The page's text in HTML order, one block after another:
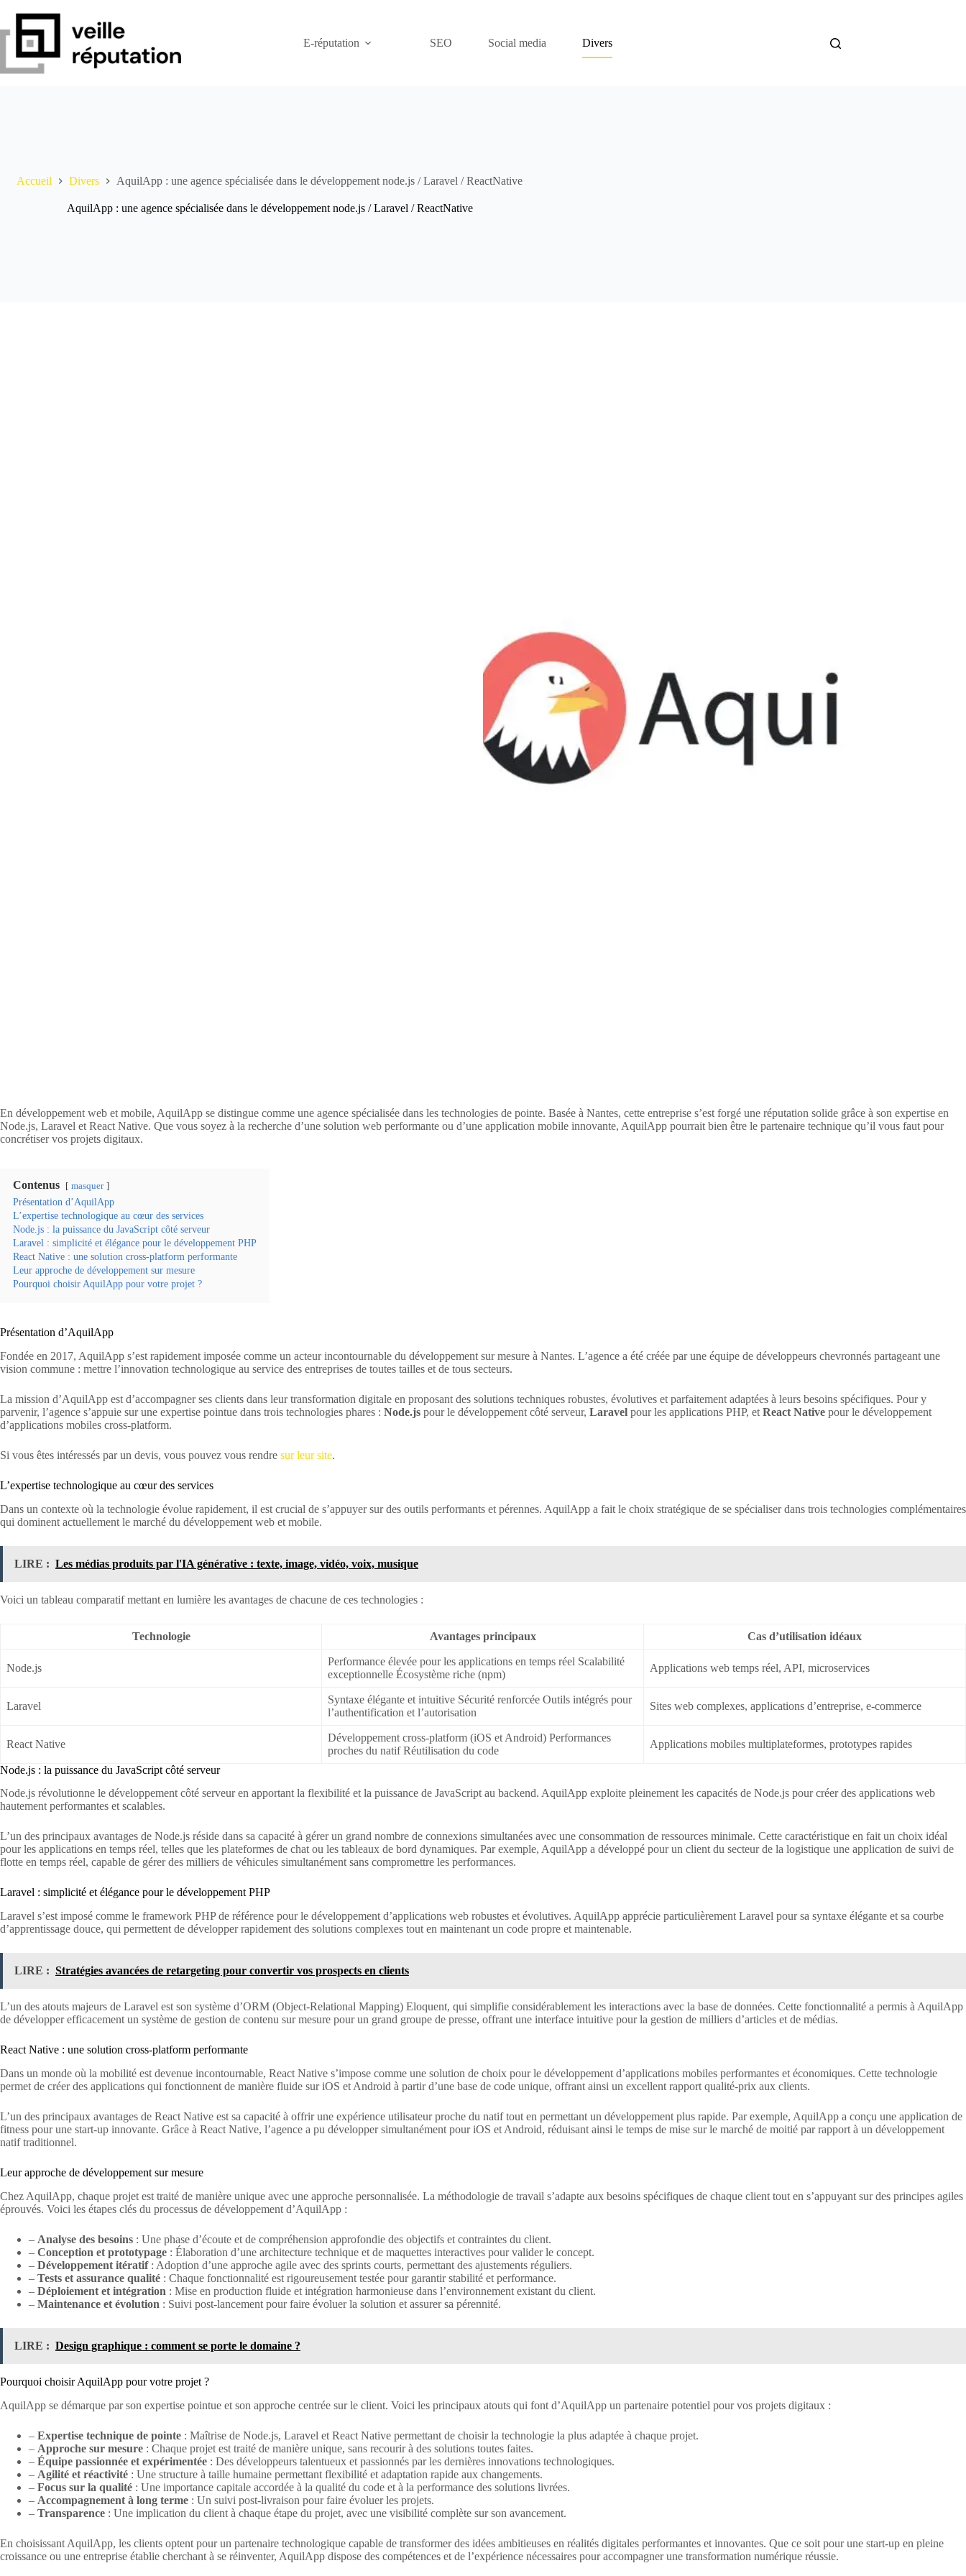
contenu
E-réputation
SEO Social media Divers
Accueil Divers AquilApp : une agence spécialisée dans le développement node.js / Laravel / ReactNative
AquilApp : une agence spécialisée dans le développement node.js / Laravel / ReactNative
En développement web et mobile, AquilApp se distingue comme une agence spécialisée dans les technologies de pointe. Basée à Nantes, cette entreprise s’est forgé une réputation solide grâce à son expertise en
Node.js, Laravel et React Native. Que vous soyez à la recherche d’une solution web performante ou d’une application mobile innovante, AquilApp pourrait bien être le partenaire technique qu’il vous faut pour
concrétiser vos projets digitaux.
Contenus masquer
Présentation d’AquilApp
L’expertise technologique au cœur des services
Node.js : la puissance du JavaScript côté serveur
Laravel : simplicité et élégance pour le développement PHP
React Native : une solution cross-platform performante
Leur approche de développement sur mesure
Pourquoi choisir AquilApp pour votre projet ?
Présentation d’AquilApp
Fondée en 2017, AquilApp s’est rapidement imposée comme un acteur incontournable du développement sur mesure à Nantes. L’agence a été créée par une équipe de développeurs chevronnés partageant une
vision commune : mettre l’innovation technologique au service des entreprises de toutes tailles et de tous secteurs.
La mission d’AquilApp est d’accompagner ses clients dans leur transformation digitale en proposant des solutions techniques robustes, évolutives et parfaitement adaptées à leurs besoins spécifiques. Pour y
parvenir, l’agence s’appuie sur une expertise pointue dans trois technologies phares : Node.js pour le développement côté serveur, Laravel pour les applications PHP, et React Native pour le développement
d’applications mobiles cross-platform.
Si vous êtes intéressés par un devis, vous pouvez vous rendre sur leur site.
L’expertise technologique au cœur des services
Dans un contexte où la technologie évolue rapidement, il est crucial de s’appuyer sur des outils performants et pérennes. AquilApp a fait le choix stratégique de se spécialiser dans trois technologies complémentaires
qui dominent actuellement le marché du développement web et mobile.
LIRE : Les médias produits par l'IA générative : texte, image, vidéo, voix, musique
Voici un tableau comparatif mettant en lumière les avantages de chacune de ces technologies :
Technologie Avantages principaux Cas d’utilisation idéaux
Node.js
Performance élevée pour les applications en temps réel Scalabilité
exceptionnelle Écosystème riche (npm)
Applications web temps réel, API, microservices
Laravel
Syntaxe élégante et intuitive Sécurité renforcée Outils intégrés pour
l’authentification et l’autorisation
Sites web complexes, applications d’entreprise, e-commerce
React Native
Développement cross-platform (iOS et Android) Performances
proches du natif Réutilisation du code
Applications mobiles multiplateformes, prototypes rapides
Node.js : la puissance du JavaScript côté serveur
Node.js révolutionne le développement côté serveur en apportant la flexibilité et la puissance de JavaScript au backend. AquilApp exploite pleinement les capacités de Node.js pour créer des applications web
hautement performantes et scalables.
L’un des principaux avantages de Node.js réside dans sa capacité à gérer un grand nombre de connexions simultanées avec une consommation de ressources minimale. Cette caractéristique en fait un choix idéal
pour les applications en temps réel, telles que les plateformes de chat ou les tableaux de bord dynamiques. Par exemple, AquilApp a développé pour un client du secteur de la logistique une application de suivi de
flotte en temps réel, capable de gérer des milliers de véhicules simultanément sans compromettre les performances.
Laravel : simplicité et élégance pour le développement PHP
Laravel s’est imposé comme le framework PHP de référence pour le développement d’applications web robustes et évolutives. AquilApp apprécie particulièrement Laravel pour sa syntaxe élégante et sa courbe
d’apprentissage douce, qui permettent de développer rapidement des solutions complexes tout en maintenant un code propre et maintenable.
LIRE : Stratégies avancées de retargeting pour convertir vos prospects en clients
L’un des atouts majeurs de Laravel est son système d’ORM (Object-Relational Mapping) Eloquent, qui simplifie considérablement les interactions avec la base de données. Cette fonctionnalité a permis à AquilApp
de développer efficacement un système de gestion de contenu sur mesure pour un grand groupe de presse, offrant une interface intuitive pour la gestion de milliers d’articles et de médias.
React Native : une solution cross-platform performante
Dans un monde où la mobilité est devenue incontournable, React Native s’impose comme une solution de choix pour le développement d’applications mobiles performantes et économiques. Cette technologie
permet de créer des applications qui fonctionnent de manière fluide sur iOS et Android à partir d’une base de code unique, offrant ainsi un excellent rapport qualité-prix aux clients.
L’un des principaux avantages de React Native est sa capacité à offrir une expérience utilisateur proche du natif tout en permettant un développement plus rapide. Par exemple, AquilApp a conçu une application de
fitness pour une start-up innovante. Grâce à React Native, l’agence a pu développer simultanément pour iOS et Android, réduisant ainsi le temps de mise sur le marché de moitié par rapport à un développement
natif traditionnel.
Leur approche de développement sur mesure
Chez AquilApp, chaque projet est traité de manière unique avec une approche personnalisée. La méthodologie de travail s’adapte aux besoins spécifiques de chaque client tout en s’appuyant sur des principes agiles
éprouvés. Voici les étapes clés du processus de développement d’AquilApp :
– Analyse des besoins : Une phase d’écoute et de compréhension approfondie des objectifs et contraintes du client.
– Conception et prototypage : Élaboration d’une architecture technique et de maquettes interactives pour valider le concept.
– Développement itératif: Adoption d’une approche agile avec des sprints courts, permettant des ajustements réguliers.
– Tests et assurance qualité : Chaque fonctionnalité est rigoureusement testée pour garantir stabilité et performance.
– Déploiement et intégration : Mise en production fluide et intégration harmonieuse dans l’environnement existant du client.
– Maintenance et évolution : Suivi post-lancement pour faire évoluer la solution et assurer sa pérennité.
LIRE : Design graphique : comment se porte le domaine ?
Pourquoi choisir AquilApp pour votre projet ?
AquilApp se démarque par son expertise pointue et son approche centrée sur le client. Voici les principaux atouts qui font d’AquilApp un partenaire potentiel pour vos projets digitaux :
– Expertise technique de pointe : Maîtrise de Node.js, Laravel et React Native permettant de choisir la technologie la plus adaptée à chaque projet.
– Approche sur mesure : Chaque projet est traité de manière unique, sans recourir à des solutions toutes faites.
– Équipe passionnée et expérimentée : Des développeurs talentueux et passionnés par les dernières innovations technologiques.
– Agilité et réactivité : Une structure à taille humaine permettant flexibilité et adaptation rapide aux changements.
– Focus sur la qualité : Une importance capitale accordée à la qualité du code et à la performance des solutions livrées.
– Accompagnement à long terme : Un suivi post-livraison pour faire évoluer les projets.
– Transparence : Une implication du client à chaque étape du projet, avec une visibilité complète sur son avancement.
En choisissant AquilApp, les clients optent pour un partenaire technologique capable de transformer des idées ambitieuses en réalités digitales performantes et innovantes. Que ce soit pour une start-up en pleine
croissance ou une entreprise établie cherchant à se réinventer, AquilApp dispose des compétences et de l’expérience nécessaires pour accompagner une transformation numérique réussie.